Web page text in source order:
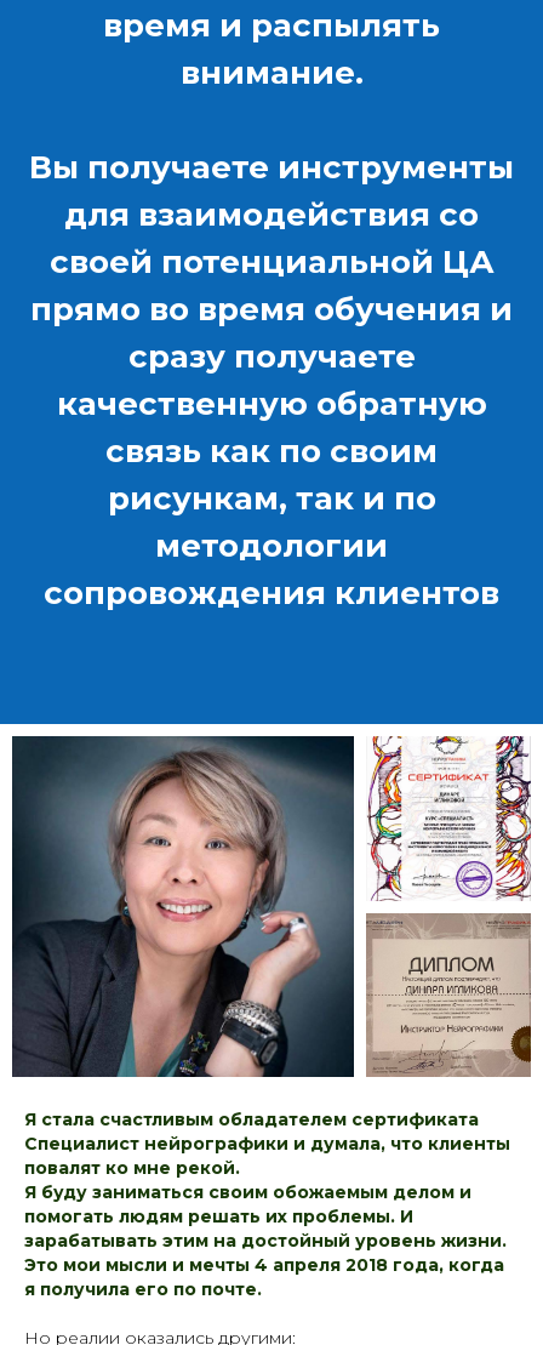
время и распылять
внимание.
Вы получаете инструменты
для взаимодействия со
своей потенциальной ЦА
прямо во время обучения и
сразу получаете
качественную обратную
связь как по своим
рисункам, так и по
методологии
сопровождения клиентов
Я стала счастливым обладателем сертификата
Специалист нейрографики и думала, что клиенты
повалят ко мне рекой.
Я буду заниматься своим обожаемым делом и
помогать людям решать их проблемы. И
зарабатывать этим на достойный уровень жизни.
Это мои мысли и мечты 4 апреля 2018 года, когда
я получила его по почте.
Но реалии оказались другими: